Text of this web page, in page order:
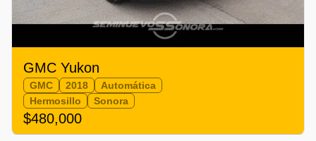
GMC Yukon
GMC 2018
Automática
Hermosillo
Sonora
$480,000